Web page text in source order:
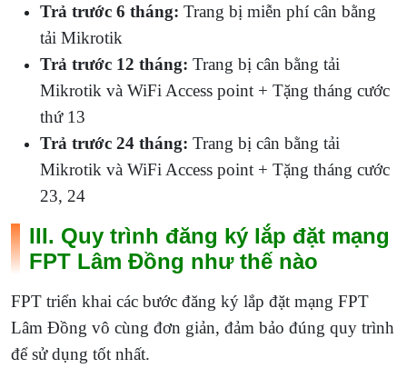
Trả trước 6 tháng: Trang bị miễn phí cân bằng
tải Mikrotik
Trả trước 12 tháng: Trang bị cân bằng tải
Mikrotik và WiFi Access point + Tặng tháng cước
thứ 13
Trả trước 24 tháng: Trang bị cân bằng tải
Mikrotik và WiFi Access point + Tặng tháng cước
23, 24
III. Quy trình đăng ký lắp đặt mạng
FPT Lâm Đồng như thế nào
FPT triển khai các bước đăng ký lắp đặt mạng FPT
Lâm Đồng vô cùng đơn giản, đảm bảo đúng quy trình
để sử dụng tốt nhất.